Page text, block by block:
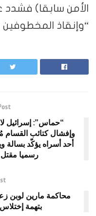
الأمن سابقا) فشدد
“وإنقاذ
“حماس”: إسرائيل
وإفشال كتائب القسام
أحد أسراه يؤكّد بسالة
رسميا
محاكمة مارين لوبن
بتهمة